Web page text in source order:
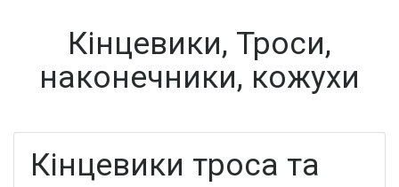
Кінцевики, Троси,
наконечники, кожухи
Кінцевики троса та